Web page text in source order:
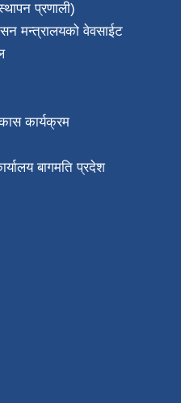
प्रणाली)
मन्त्रालयको वेवसाईट
कार्यक्रम
बागमति प्रदेश